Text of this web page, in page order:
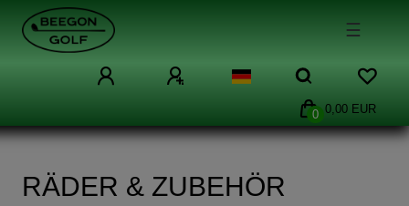
☰
0 0,00 EUR
RÄDER & ZUBEHÖR